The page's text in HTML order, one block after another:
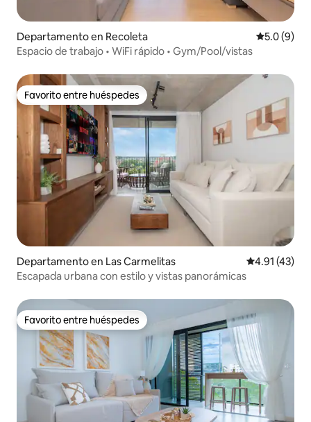
Departamento en Recoleta
5.0 (9)
Espacio de trabajo • WiFi rápido • Gym/Pool/vistas
Favorito entre huéspedes
Favorito entre huéspedes
Departamento en Las Carmelitas Calificación
4.91 (43)
Escapada urbana con estilo y vistas panorámicas
Favorito entre huéspedes
Favorito entre huéspedes